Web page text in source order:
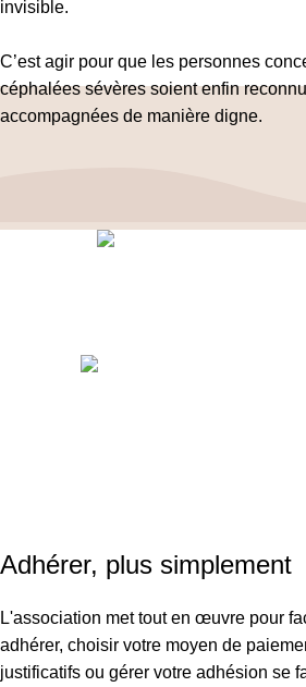
invisible.
C’est agir pour que les personnes
céphalées sévères soient enfin
accompagnées de manière digne.
Adhérer, plus simplement
L'association met tout en œuvre pour
adhérer, choisir votre moyen de
justificatifs ou gérer votre adhésion se